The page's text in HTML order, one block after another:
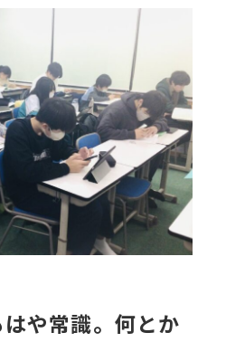
や常識。何とか